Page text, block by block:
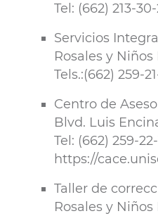
Tel: (662) 213-
Servicios
Rosales y
Tels.:(662) 259-
Centro de
Blvd. Luis
Tel: (662) 259-
https://
Taller de
Rosales y